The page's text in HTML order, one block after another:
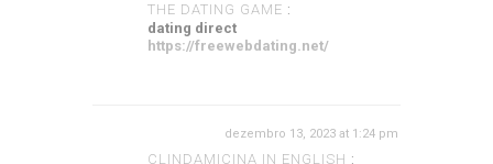
THE DATING GAME :
dating direct
https://freewebdating.net/
CLINDAMICINA IN ENGLISH :
dezembro 13, 2023 at 1:24 pm